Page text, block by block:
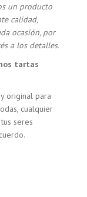
un producto
calidad,
ocasión, por
a los detalles.
tartas
original para
cualquier
seres